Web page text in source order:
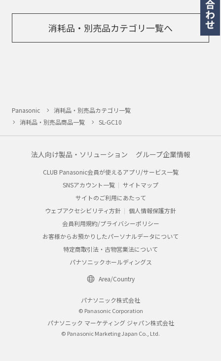
消耗品・別売品カテゴリ一覧へ
Panasonic
消耗品・別売品カテゴリ一覧
消耗品・別売品商品一覧
SL-GC10
法人向け製品・ソリューション グループ企業情報
CLUB Panasonic会員が使えるアプリ/サービス一覧
SNSアカウント一覧
サイトマップ
サイトのご利用にあたって
ウェブアクセシビリティ方針
個人情報保護方針
会員利用規約/プライバシーポリシー
お客様からお預かりしたパーソナルデータについて
特定商取引法・古物営業法について
パナソニックホールディングス
Area/Country
パナソニック株式会社
© Panasonic Corporation
パナソニック マーケティング ジャパン株式会社
© Panasonic Marketing Japan Co., Ltd.